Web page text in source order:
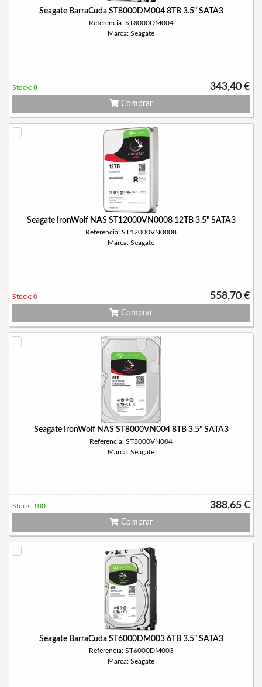
Seagate BarraCuda ST8000DM004 8TB 3.5" SATA3
Referencia: ST8000DM004
Marca: Seagate
343,40 €
Stock: 8
Comprar
Seagate IronWolf NAS ST12000VN0008 12TB 3.5" SATA3
Referencia: ST12000VN0008
Marca: Seagate
558,70 €
Stock: 0
Comprar
Seagate IronWolf NAS ST8000VN004 8TB 3.5" SATA3
Referencia: ST8000VN004
Marca: Seagate
388,65 €
Stock: 100
Comprar
Seagate BarraCuda ST6000DM003 6TB 3.5" SATA3
Referencia: ST6000DM003
Marca: Seagate